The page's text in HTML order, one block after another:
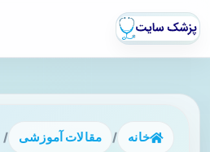
خانه / مقالات آموزشی /